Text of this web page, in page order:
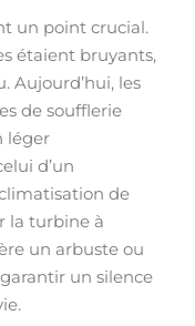
un point crucial.
étaient bruyants,
Aujourd’hui, les
de soufflerie
léger
d’un
de
la turbine à
un arbuste ou
un silence